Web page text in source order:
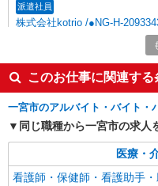
派遣社員
株式会社kotrio /●NG-H-
＜名鉄一
＊週3〜
時給
通費全支
一宮市
キープ
アルバイト パート
このお仕事に関連す
一宮市のアルバイト・バイト・
同じ職種から一宮市の求人
医療・
看護師・保健師・看護助手